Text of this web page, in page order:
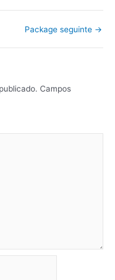
Package seguinte →
Campos